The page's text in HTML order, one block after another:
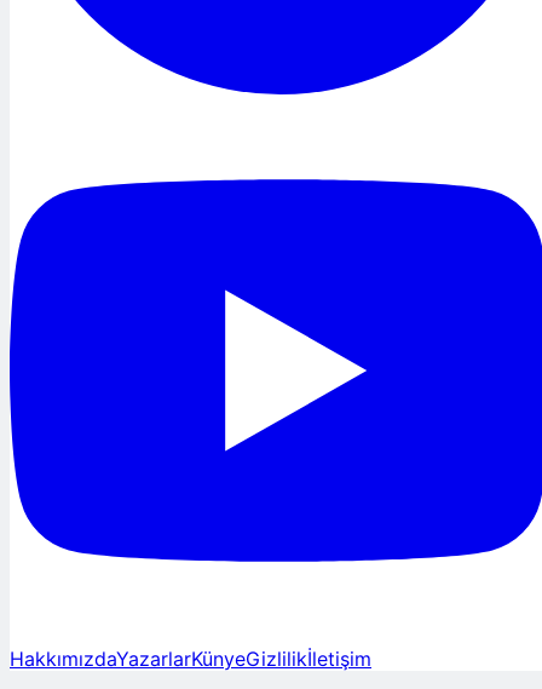
HakkımızdaYazarlarKünyeGizlilikİletişim